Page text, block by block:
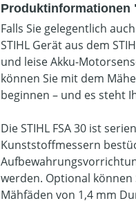
Produktinformationen
Falls Sie gelegentlich
STIHL Gerät aus dem
und leise Akku-
können Sie mit dem
beginnen – und es steht
Die STIHL FSA 30 ist
Kunststoffmessern
werden. Optional können
Mähfäden von 1,4 mm